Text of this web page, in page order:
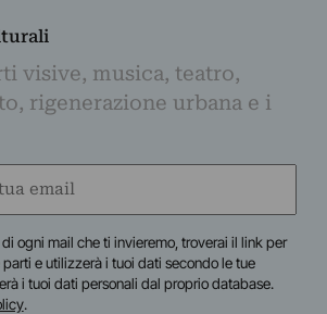
visive, musica, teatro,
rigenerazione urbana e i
ogni mail che ti invieremo, troverai il link per
e utilizzerà i tuoi dati secondo le tue
i tuoi dati personali dal proprio database.
.